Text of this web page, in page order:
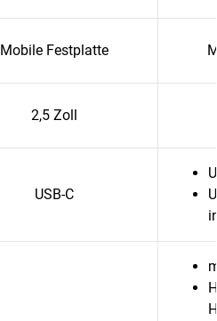
Mobile Festplatte
2,5 Zoll
USB-C